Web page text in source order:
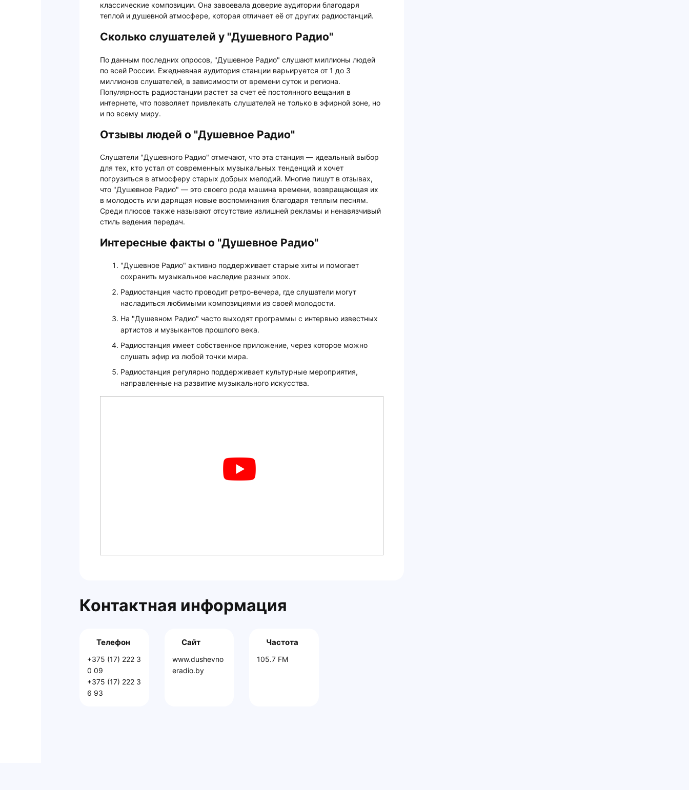
классические композиции. Она завоевала доверие аудитории благодаря
теплой и душевной атмосфере, которая отличает её от других радиостанций.
Сколько слушателей у "Душевного Радио"
По данным последних опросов, "Душевное Радио" слушают миллионы людей
по всей России. Ежедневная аудитория станции варьируется от 1 до 3
миллионов слушателей, в зависимости от времени суток и региона.
Популярность радиостанции растет за счет её постоянного вещания в
интернете, что позволяет привлекать слушателей не только в эфирной зоне, но
и по всему миру.
Отзывы людей о "Душевное Радио"
Слушатели "Душевного Радио" отмечают, что эта станция — идеальный выбор
для тех, кто устал от современных музыкальных тенденций и хочет
погрузиться в атмосферу старых добрых мелодий. Многие пишут в отзывах,
что "Душевное Радио" — это своего рода машина времени, возвращающая их
в молодость или дарящая новые воспоминания благодаря теплым песням.
Среди плюсов также называют отсутствие излишней рекламы и ненавязчивый
стиль ведения передач.
Интересные факты о "Душевное Радио"
"Душевное Радио" активно поддерживает старые хиты и помогает
сохранить музыкальное наследие разных эпох.
Радиостанция часто проводит ретро-вечера, где слушатели могут
насладиться любимыми композициями из своей молодости.
На "Душевном Радио" часто выходят программы с интервью известных
артистов и музыкантов прошлого века.
Радиостанция имеет собственное приложение, через которое можно
слушать эфир из любой точки мира.
Радиостанция регулярно поддерживает культурные мероприятия,
направленные на развитие музыкального искусства.
Контактная информация
Телефон
+375 (17) 222 3
0 09
+375 (17) 222 3
6 93
Сайт
www.dushevno
eradio.by
Частота
105.7 FM